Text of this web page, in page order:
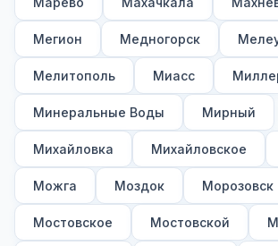
Мегион Медногорск
Мелитополь Миасс
Минеральные Воды Мирный
Михайловка Михайловское
Можга Моздок Морозовск
Мостовское Мостовской